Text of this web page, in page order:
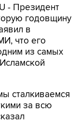
- Президент
годовщину
в
что его
из самых
сталкиваемся
за всю